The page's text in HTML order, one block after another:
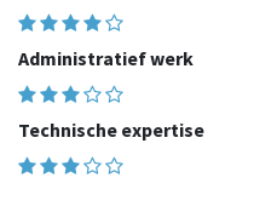
Administratief werk
Technische expertise